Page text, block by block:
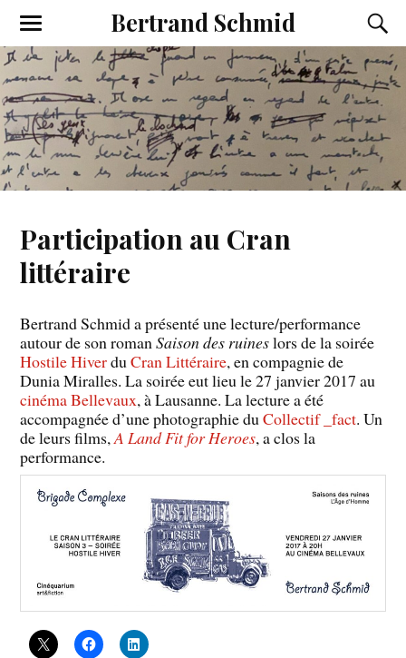
Bertrand Schmid
Participation au Cran
littéraire
Bertrand Schmid a présenté une lecture/performance
autour de son romanSaison des ruineslors de la soirée
Hostile HiverduCran Littéraire, en compagnie de
Dunia Miralles. La soirée eut lieu le 27 janvier 2017 au
cinéma Bellevaux, à Lausanne. La lecture a été
accompagnée d’une photographie duCollectif _fact. Un
de leurs films,A Land Fit for Heroes, a clos la
performance.